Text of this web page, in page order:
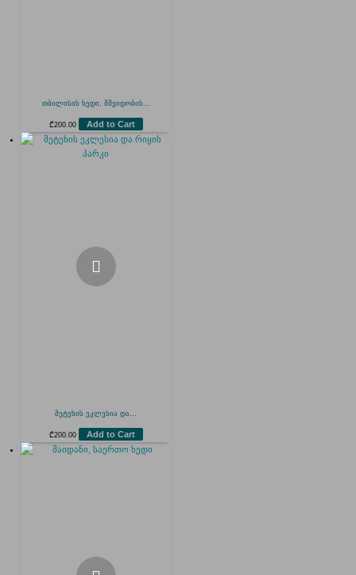
თბილისის ხედი, მშვიდობის...
₾200.00 Add to Cart
მეტეხის ეკლესია და...
₾200.00 Add to Cart